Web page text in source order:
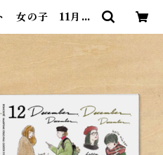
女の子 11月12